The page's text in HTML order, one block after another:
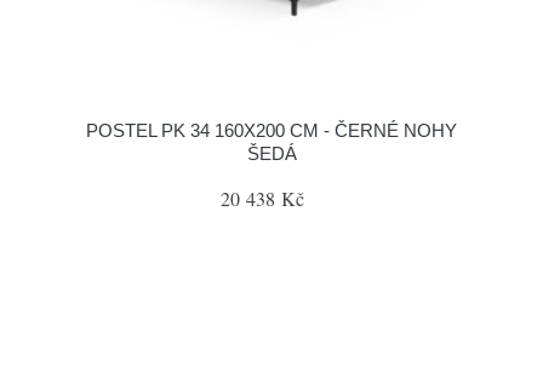
POSTEL PK 34 160X200 CM - ČERNÉ NOHY
ŠEDÁ
20 438 Kč